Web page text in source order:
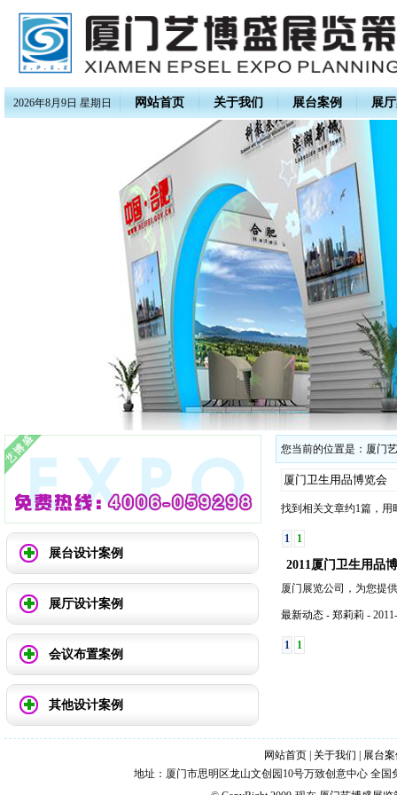
2026年8月9日 星期日 网站首页 关于我们 展台案例 展
展台设计案例
展厅设计案例
会议布置案例
其他设计案例
您当前的位置是： 厦门
找到相关文章约1篇，用
1 1
2011厦门卫生用品
厦门展览公司，为您提
最新动态 - 郑莉莉 -
1 1
网站首页 关于我们
展台
地址：厦门市思明区龙山文创园10号万致创意中心 全国